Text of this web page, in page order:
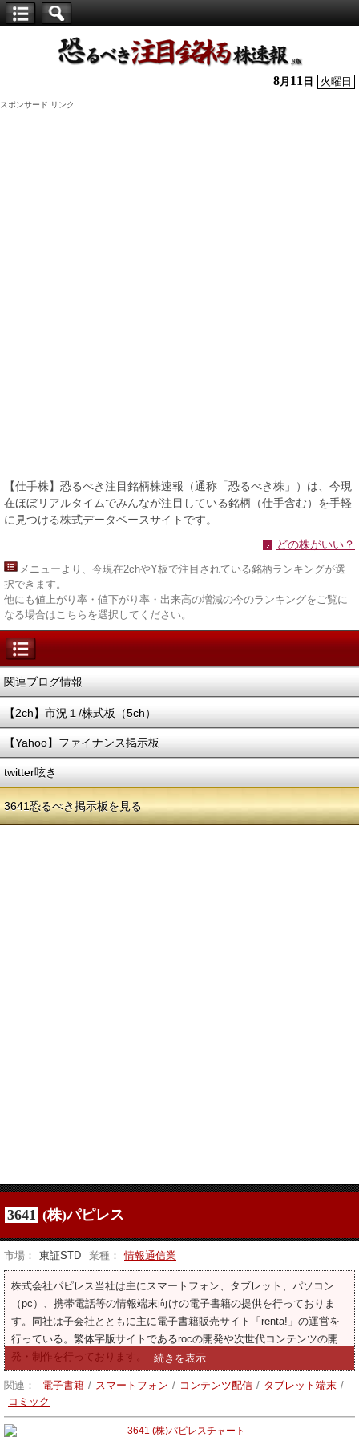
株】
8月 11 日 火曜日
スポンサード リンク
【仕手株】恐るべき注目銘柄株速報（通称「恐るべき株」）は、今現
在ほぼリアルタイムでみんなが注目している銘柄（仕手含む）を手軽
に見つける株式データベースサイトです。
どの株がいい？
メニューより、今現在2chやY板で注目されている銘柄ランキングが選
択できます。
他にも値上がり率・値下がり率・出来高の増減の今のランキングをご覧に
なる場合はこちらを選択してください。
関連ブログ情報
【2ch】市況１/株式板（5ch）
【Yahoo】ファイナンス掲示板
twitter呟き
3641恐るべき掲示板を見る
3641 (株)パピレス
市場： 東証STD 業種： 情報通信業
株式会社パピレス当社は主にスマートフォン、タブレット、パソコン
（pc）、携帯電話等の情報端末向けの電子書籍の提供を行っておりま
す。同社は子会社とともに主に電子書籍販売サイト「renta!」の運営を
行っている。繁体字版サイトであるrocの開発や次世代コンテンツの開
発・制作を行っております。
関連： 電子書籍 / スマートフォン / コンテンツ配信 / タブレット端末 /
コミック